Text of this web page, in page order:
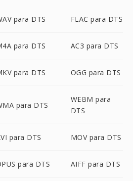
para DTS FLAC para DTS
para DTS AC3 para DTS
para DTS OGG para DTS
para DTS
WEBM para
DTS
para DTS MOV para DTS
para DTS AIFF para DTS